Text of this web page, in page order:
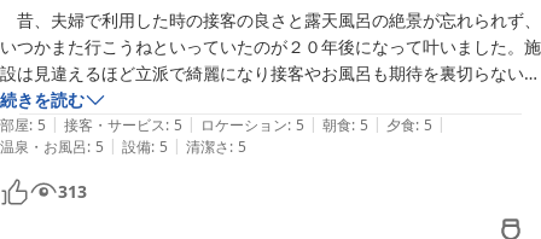
清掃と換気、点検をあらためて徹底し、案内の表現も分かりやすく
見直してまいります。
また季節を変えてお越しいただけましたら幸いです。
赤穂温泉 絶景露天風呂の宿 銀波荘
昔、夫婦で利用した時の接客の良さと露天風呂の絶景が忘れられず、
いつかまた行こうねといっていたのが２０年後になって叶いました。施
設は見違えるほど立派で綺麗になり接客やお風呂も期待を裏切らない素
晴らしいものでした。
加えて、今回は夕・朝食の内容、味付け、繊細な盛り付けに夫婦二人
大満足しました。本当に宿泊して良かったです。
続きを読む
部屋: 5 | 接客・サービス: 5 | ロケーション: 5 | 朝食: 5 | 夕食: 5 |
温泉・お風呂: 5 | 設備: 5 | 清潔さ: 5
313